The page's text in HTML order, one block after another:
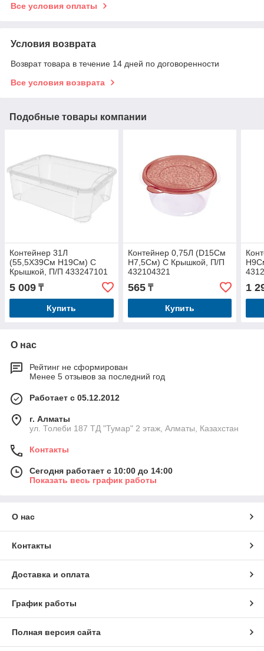
Все условия оплаты
Условия возврата
Возврат товара в течение 14 дней по договоренности
Все условия возврата
Подобные товары компании
Контейнер 31Л
(55,5Х39См H19См) С
Крышкой, П/П 433247101
5 009 ₸
Купить
Контейнер 0,75Л (D15См
H7,5См) С Крышкой, П/П
432104321
565₸
Купить
1
О нас
Рейтинг не сформирован
Менее 5 отзывов за последний год
Работает с 05.12.2012
г. Алматы
ул. Толеби 187 ТД "Тумар" 2 этаж, Алматы, Казахстан
Контакты
Сегодня работает с 10:00 до 14:00
Показать весь график работы
О нас
Контакты
Доставка и оплата
График работы
Полная версия сайта